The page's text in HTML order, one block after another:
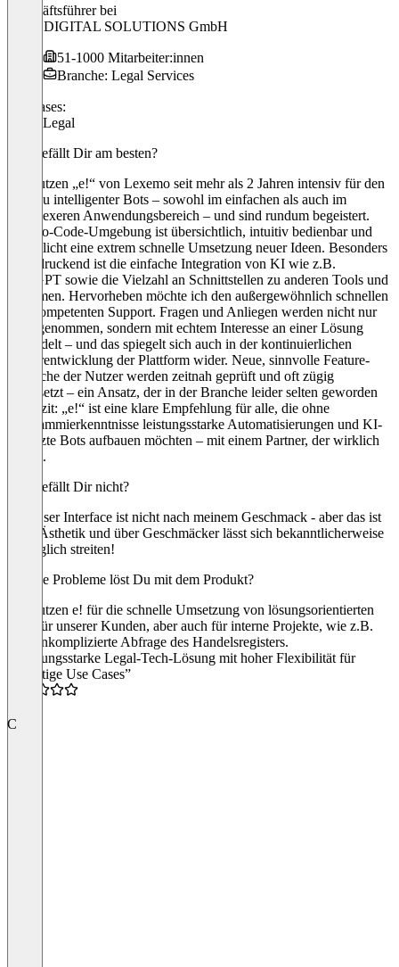
Geschäftsführerbei
ASD. DIGITAL SOLUTIONS GmbH
51-1000 Mitarbeiter:innen
Branche: Legal Services
Use cases:
Other Legal
Was gefällt Dir am besten?
Wir nutzen „e!“ von Lexemo seit mehr als 2 Jahren intensiv für den
Aufbau intelligenter Bots – sowohl im einfachen als auch im
komplexeren Anwendungsbereich – und sind rundum begeistert.
Die No-Code-Umgebung ist übersichtlich, intuitiv bedienbar und
ermöglicht eine extrem schnelle Umsetzung neuer Ideen. Besonders
beeindruckend ist die einfache Integration von KI wie z.B.
ChatGPT sowie die Vielzahl an Schnittstellen zu anderen Tools und
Systemen. Hervorheben möchte ich den außergewöhnlich schnellen
und kompetenten Support. Fragen und Anliegen werden nicht nur
ernst genommen, sondern mit echtem Interesse an einer Lösung
behandelt – und das spiegelt sich auch in der kontinuierlichen
Weiterentwicklung der Plattform wider. Neue, sinnvolle Feature-
Wünsche der Nutzer werden zeitnah geprüft und oft zügig
umgesetzt – ein Ansatz, der in der Branche leider selten geworden
ist. Fazit: „e!“ ist eine klare Empfehlung für alle, die ohne
Programmierkenntnisse leistungsstarke Automatisierungen und KI-
gestützte Bots aufbauen möchten – mit einem Partner, der wirklich
zuhört.
Was gefällt Dir nicht?
Das User Interface ist nicht nach meinem Geschmack - aber das ist
reine Ästhetik und über Geschmäcker lässt sich bekanntlicherweise
vorzüglich streiten!
Welche Probleme löst Du mit dem Produkt?
Wir nutzen e! für die schnelle Umsetzung von lösungsorientierten
Bots für unserer Kunden, aber auch für interne Projekte, wie z.B.
eine unkomplizierte Abfrage des Handelsregisters.
“Leistungsstarke Legal-Tech-Lösung mit hoher Flexibilität für
vielfältige Use Cases”
C